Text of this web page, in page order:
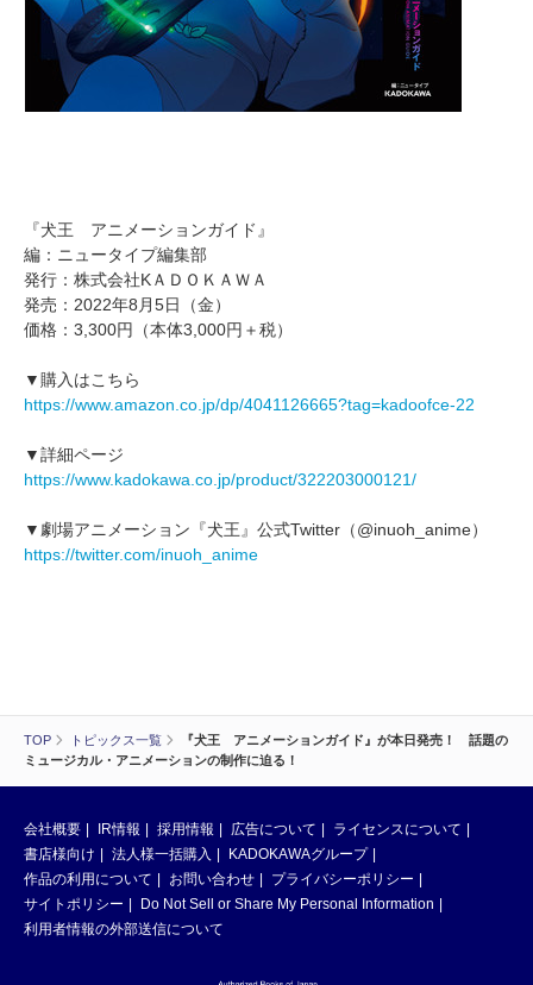
TOP トピックス一覧
『犬王 アニメーションガイド』が本日発売！ 話題の
ミュージカル・アニメーションの制作に迫る！
『犬王 アニメーションガイド』
編：ニュータイプ編集部
発行：株式会社KＡＤＯＫＡＷＡ
発売：2022年8月5日（金）
価格：3,300円（本体3,000円＋税）
▼購入はこちら
https://www.amazon.co.jp/dp/4041126665?tag=kadoofce-22
▼詳細ページ
https://www.kadokawa.co.jp/product/322203000121/
▼劇場アニメーション『犬王』公式Twitter（@inuoh_anime）
https://twitter.com/inuoh_anime
会社概要 IR情報 採用情報 広告について
ライセンスについて
書店様向け
法人様一括購入
KADOKAWAグループ
作品の利用について
お問い合わせ
プライバシーポリシー
サイトポリシー
Do Not Sell or Share My Personal Information
利用者情報の外部送信について